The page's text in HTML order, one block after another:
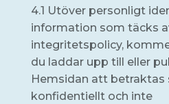
4.1 Utöver personligt
information som täcks
integritetspolicy,
du laddar upp till eller
Hemsidan att betraktas
konfidentiellt och inte